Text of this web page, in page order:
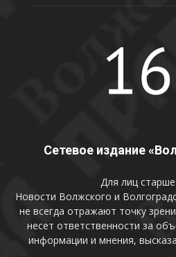
Сетевое издание
Для лиц
Новости Волжского и
не всегда отражают точку
несет ответственности за
информации и мнения,